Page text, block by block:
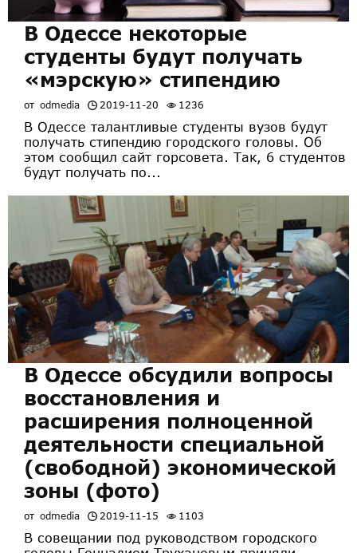
В Одессе некоторые
студенты будут получать
«мэрскую» стипендию
от odmedia 2019-11-20 1236
В Одессе талантливые студенты вузов будут
получать стипендию городского головы. Об
этом сообщил сайт горсовета. Так, 6 студентов
будут получать по...
В Одессе обсудили вопросы
восстановления и
расширения полноценной
деятельности специальной
(свободной) экономической
зоны (фото)
от odmedia 2019-11-15 1103
В совещании под руководством городского